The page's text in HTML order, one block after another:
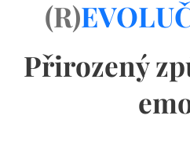
(R)
Přirozený